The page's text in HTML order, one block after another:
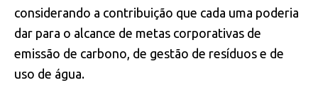
considerando a contribuição que cada uma poderia
dar para o alcance de metas corporativas de
emissão de carbono, de gestão de resíduos e de
uso de água.